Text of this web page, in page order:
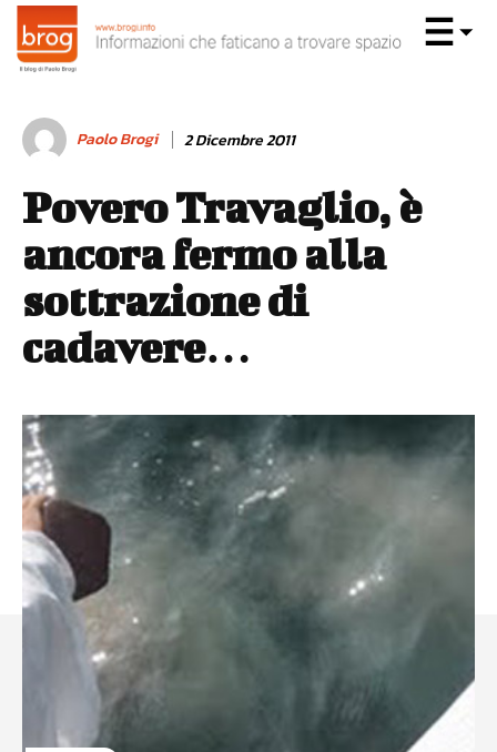
Paolo Brogi 2 Dicembre 2011
Povero Travaglio, è
ancora fermo alla
sottrazione di
cadavere…